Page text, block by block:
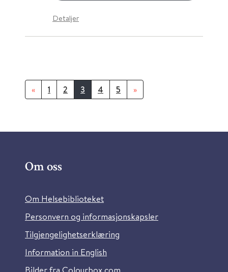
Detaljer
« 1 2 3 4 5 »
Om oss
Om Helsebiblioteket
Personvern og informasjonskapsler
Tilgjengelighetserklæring
Information in English